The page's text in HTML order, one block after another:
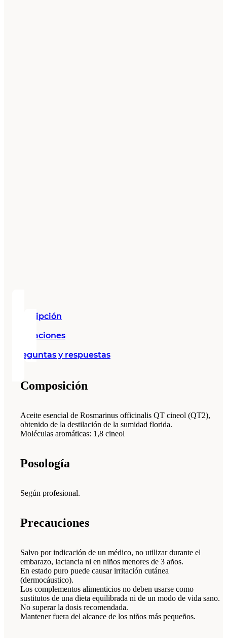
Descripción
Valoraciones
Preguntas y respuestas
Composición
Aceite esencial de Rosmarinus officinalis QT cineol (QT2),
obtenido de la destilación de la sumidad florida.
Moléculas aromáticas: 1,8 cineol
Posología
Según profesional.
Precauciones
Salvo por indicación de un médico, no utilizar durante el
embarazo, lactancia ni en niños menores de 3 años.
En estado puro puede causar irritación cutánea
(dermocáustico).
Los complementos alimenticios no deben usarse como
sustitutos de una dieta equilibrada ni de un modo de vida sano.
No superar la dosis recomendada.
Mantener fuera del alcance de los niños más pequeños.